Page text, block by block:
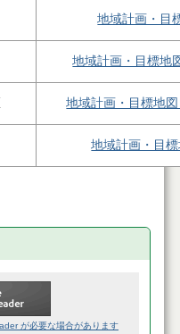
地域計画・目
地域計画・目標地
地域計画・目標地
地域計画・目
が必要な場合があります